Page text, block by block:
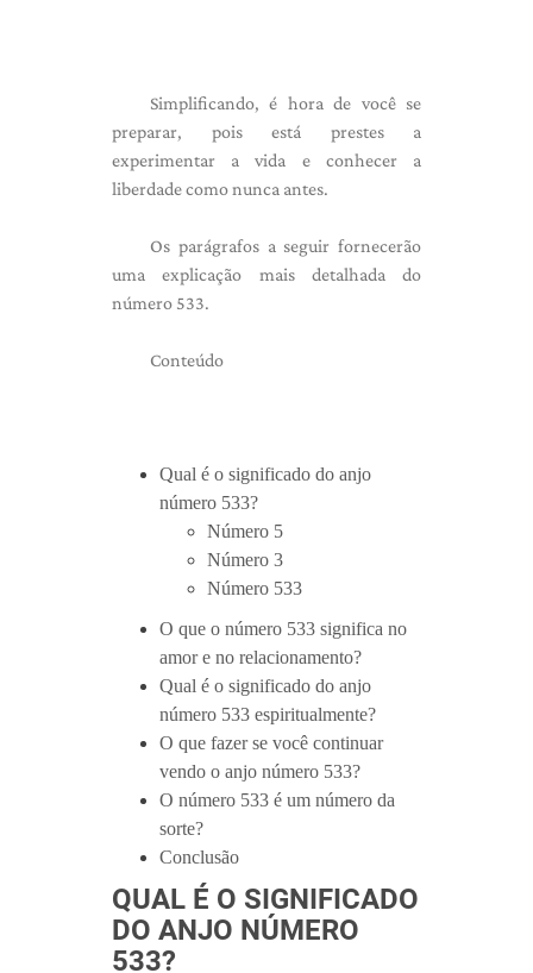
Simplificando, é hora de você se
preparar, pois está prestes a
experimentar a vida e conhecer a
liberdade como nunca antes.
Os parágrafos a seguir fornecerão
uma explicação mais detalhada do
número 533.
Conteúdo
Qual é o significado do anjo
número 533?
Número 5
Número 3
Número 533
O que o número 533 significa no
amor e no relacionamento?
Qual é o significado do anjo
número 533 espiritualmente?
O que fazer se você continuar
vendo o anjo número 533?
O número 533 é um número da
sorte?
Conclusão
QUAL É O SIGNIFICADO
DO ANJO NÚMERO
533?